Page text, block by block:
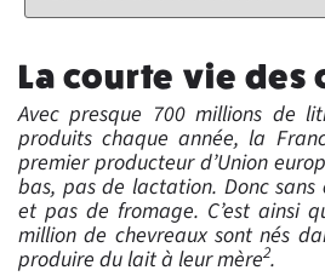
La courte vie des
Avec presque 700 millions de
produits chaque année, la
premier producteur d’Union
bas, pas de lactation. Donc
et pas de fromage. C’est ainsi
million de chevreaux sont nés
produire du lait à leur mère2.